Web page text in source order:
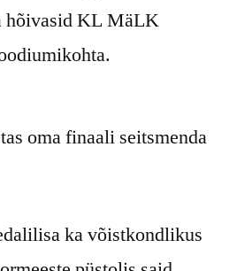
hõivasid KL MäLK
oma finaali seitsmenda
ka võistkondlikus